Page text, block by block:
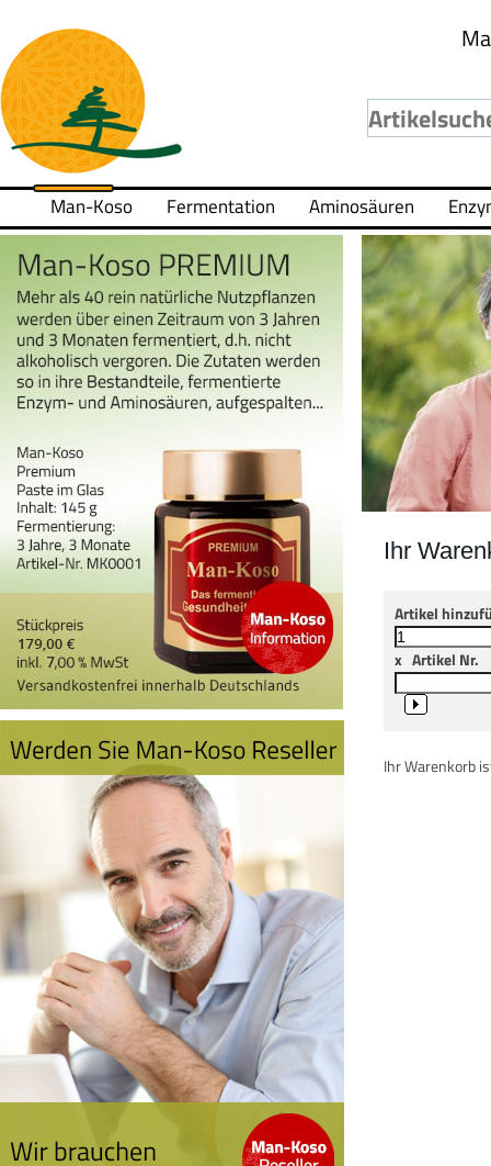
Man-Koso Fermentation Aminosäuren
Ihr
Artikel
x Artikel Nr.
Ihr Warenkorb